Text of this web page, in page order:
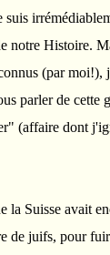
notre Histoire.
(par
parler de cette
(affaire dont
la Suisse avait
de juifs, pour